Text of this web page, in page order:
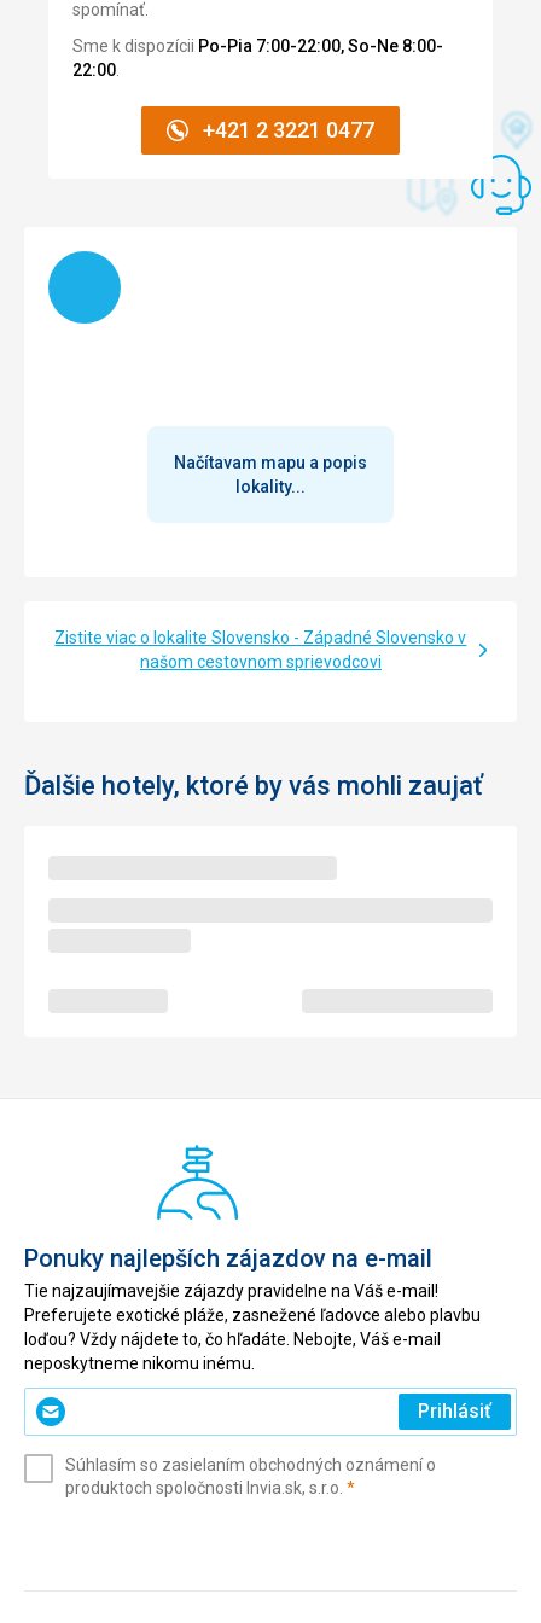
spomínať.
Sme k dispozícii Po-Pia 7:00-22:00, So-Ne 8:00-
22:00.
+421 2 3221 0477
Načítam
Načítavam mapu a popis
lokality...
Zistite viac o lokalite Slovensko - Západné Slovensko v
našom cestovnom sprievodcovi
Ďalšie hotely, ktoré by vás mohli zaujať
Ponuky najlepších zájazdov na e-mail
Tie najzaujímavejšie zájazdy pravidelne na Váš e-mail!
Preferujete exotické pláže, zasnežené ľadovce alebo plavbu
loďou? Vždy nájdete to, čo hľadáte. Nebojte, Váš e-mail
neposkytneme nikomu inému.
Zadajte
svoj
(povinné)
Prihlásiť
Súhlasím so zasielaním obchodných oznámení o
produktoch spoločnosti Invia.sk, s.r.o. *(povinné)